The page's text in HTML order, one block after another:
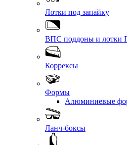
Лотки под запайку
ВПС поддоны и лотки
Коррексы
Формы
Алюминиевые
Ланч-боксы